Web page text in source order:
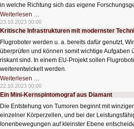
in welche Richtung sich das eigene
Weiterlesen …
Intelligenz
prognostiziert
die
Künstlicher
Intelligenz
23.10.2023 00:00
Kritische Infrastrukturen mit modernster
Flugroboter werden u. a. bereits dafür genutzt,
überprüfen und können somit wichtige Aufgaben
riskant sind. In einem EU-Projekt sollen
weiterentwickelt werden.
Weiterlesen …
Infrastrukturen
mit
modernster
überwachen
22.10.2023 00:00
Ein Mini-Kernspintomograf aus Diamant
Die Entstehung von Tumoren beginnt mit
einzelner Körperzellen, und bei der
Ionenbewegungen auf kleinster Ebene